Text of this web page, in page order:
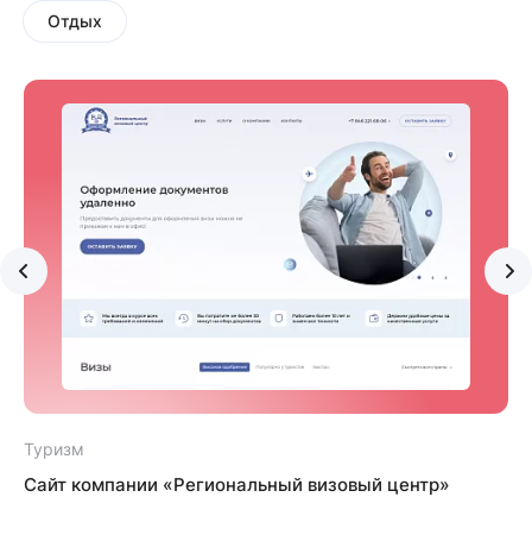
Отдых
Туризм
Сайт компании «Региональный визовый центр»